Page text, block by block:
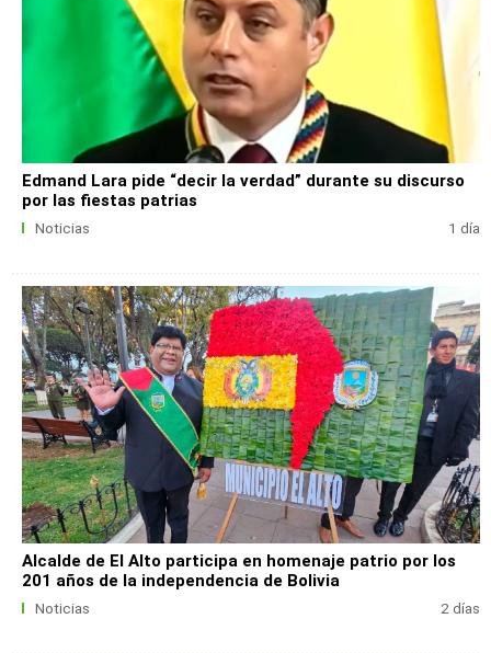
Edmand Lara pide “decir la verdad” durante su discurso
por las fiestas patrias
Noticias 1 día
Alcalde de El Alto participa en homenaje patrio por los
201 años de la independencia de Bolivia
Noticias 2 días